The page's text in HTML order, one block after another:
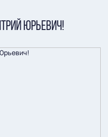
ЮРЬЕВИЧ!